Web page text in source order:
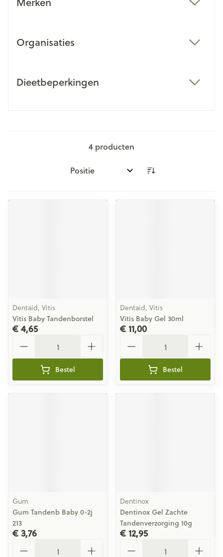
Organisaties
Dieetbeperkingen
4 producten
Sorteer op:
Dentaid, Vitis
Vitis Baby Tandenborstel
€ 4,65
Bestel
Dentaid, Vitis
Vitis Baby Gel 30ml
€ 11,00
Bestel
Gum
Gum Tandenb Baby 0-2j
213
€ 3,76
Dentinox
Dentinox Gel Zachte
Tandenverzorging 10g
€ 12,95